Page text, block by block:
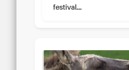
festival…